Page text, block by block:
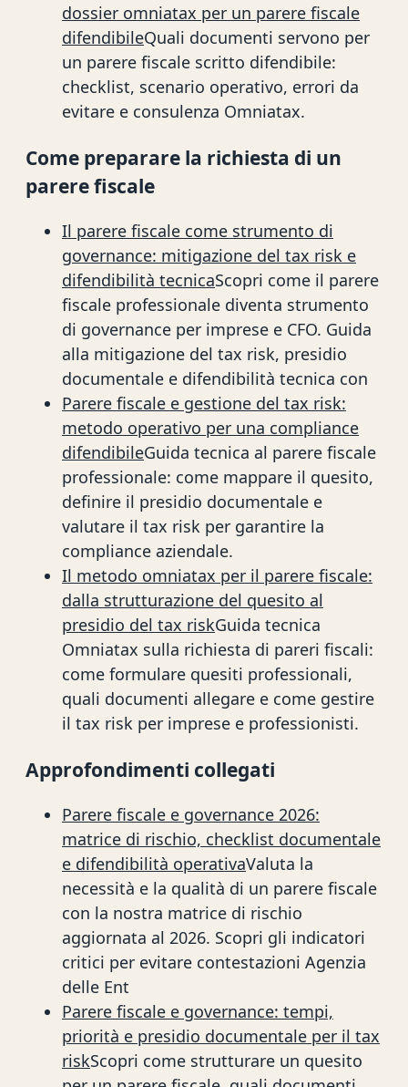
dossier omniatax per un parere fiscale
difendibileQuali documenti servono per
un parere fiscale scritto difendibile:
checklist, scenario operativo, errori da
evitare e consulenza Omniatax.
Come preparare la richiesta di un
parere fiscale
Il parere fiscale come strumento di
governance: mitigazione del tax risk e
difendibilità tecnicaScopri come il parere
fiscale professionale diventa strumento
di governance per imprese e CFO. Guida
alla mitigazione del tax risk, presidio
documentale e difendibilità tecnica con
Parere fiscale e gestione del tax risk:
metodo operativo per una compliance
difendibileGuida tecnica al parere fiscale
professionale: come mappare il quesito,
definire il presidio documentale e
valutare il tax risk per garantire la
compliance aziendale.
Il metodo omniatax per il parere fiscale:
dalla strutturazione del quesito al
presidio del tax riskGuida tecnica
Omniatax sulla richiesta di pareri fiscali:
come formulare quesiti professionali,
quali documenti allegare e come gestire
il tax risk per imprese e professionisti.
Approfondimenti collegati
Parere fiscale e governance 2026:
matrice di rischio, checklist documentale
e difendibilità operativaValuta la
necessità e la qualità di un parere fiscale
con la nostra matrice di rischio
aggiornata al 2026. Scopri gli indicatori
critici per evitare contestazioni Agenzia
delle Ent
Parere fiscale e governance: tempi,
priorità e presidio documentale per il tax
riskScopri come strutturare un quesito